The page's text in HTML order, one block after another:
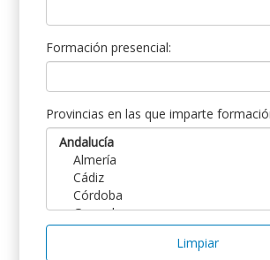
Formación presencial:
Provincias en las que imparte
Limpiar